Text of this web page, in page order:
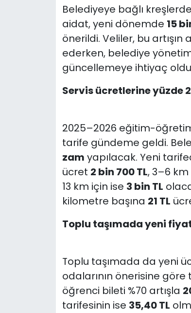
Belediyeye bağlı
aidat, yeni dönemde 15
önerildi. Veliler, bu
ederken, belediye
güncellemeye ihtiyaç
Servis ücretlerine yüzde
2025–2026 eğitim-
tarife gündeme geldi.
zam yapılacak. Yeni
ücret 2 bin 700 TL, 3–6 km
13 km için ise 3 bin TL
kilometre başına 21 TL
Toplu taşımada yeni
Toplu taşımada da yeni
odalarının önerisine göre
öğrenci bileti %70 artışla
tarifesinin ise 35,40 TL